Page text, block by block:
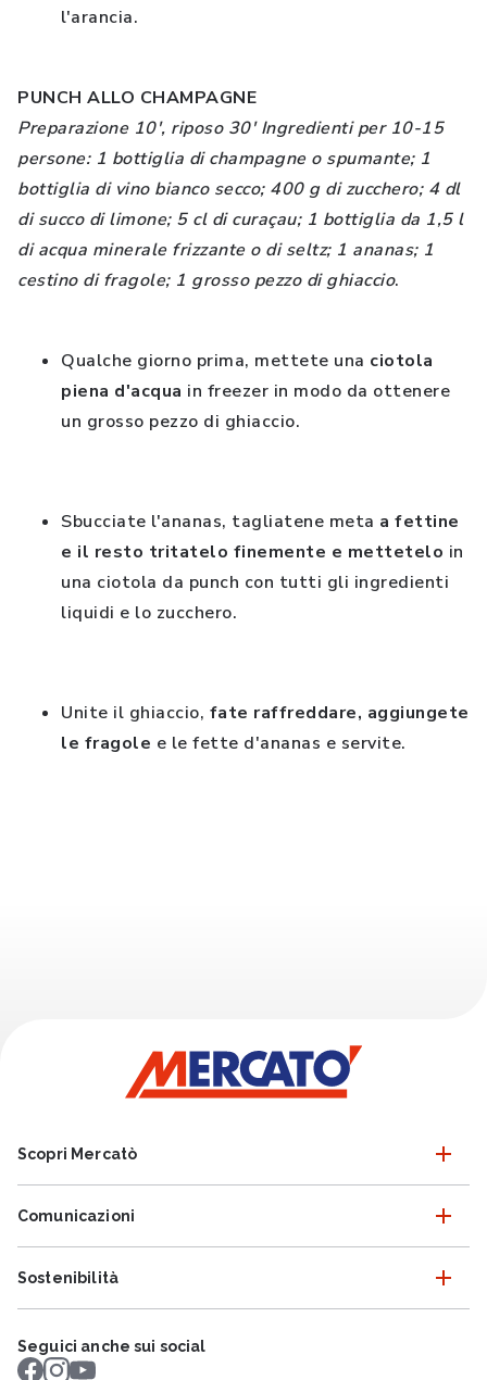
l'arancia.
PUNCH ALLO CHAMPAGNE
Preparazione 10', riposo 30' Ingredienti per 10-15
persone: 1 bottiglia di champagne o spumante; 1
bottiglia di vino bianco secco; 400 g di zucchero; 4 dl
di succo di limone; 5 cl di curaçau; 1 bottiglia da 1,5 l
di acqua minerale frizzante o di seltz; 1 ananas; 1
cestino di fragole; 1 grosso pezzo di ghiaccio.
Qualche giorno prima, mettete una ciotola
piena d'acqua in freezer in modo da ottenere
un grosso pezzo di ghiaccio.
Sbucciate l'ananas, tagliatene meta a fettine
e il resto tritatelo finemente e mettetelo in
una ciotola da punch con tutti gli ingredienti
liquidi e lo zucchero.
Unite il ghiaccio, fate raffreddare, aggiungete
le fragole e le fette d'ananas e servite.
Scopri Mercatò
Comunicazioni
Sostenibilità
Seguici anche sui social